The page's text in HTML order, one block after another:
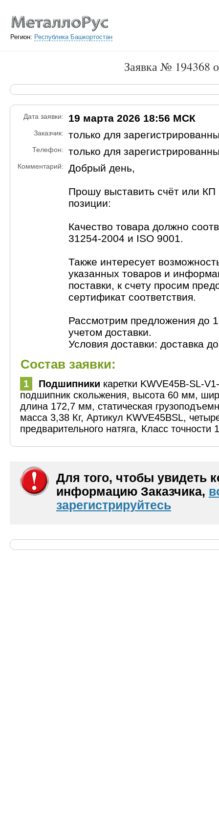
Регион: Республика Башкортостан
Заявка № 194368
Дата заявки: 19 марта 2026 18:56 МСК
Заказчик: только для
Телефон: только для
Комментарий: Добрый день,
Прошу выставить счёт или
позиции:
Качество товара должно
31254-2004 и ISO 9001.
Также интересует
указанных товаров и
поставки, к счету просим
сертификат соответствия.
Рассмотрим предложения до
учетом доставки.
Условия доставки: доставка
Состав заявки:
1 Подшипники каретки KWVE45B-SL-
подшипник скольжения, высота 60 мм,
длина 172,7 мм, статическая
масса 3,38 Кг, Артикул KWVE45BSL,
предварительного натяга, Класс точности
Для того, чтобы увидеть
информацию Заказчика,
зарегистрируйтесь